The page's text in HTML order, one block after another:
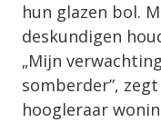
hun glazen bol.
deskundigen
„Mijn
somberder”,
hoogleraar